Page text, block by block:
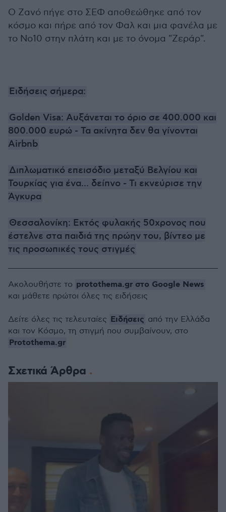
Ο Ζανό πήγε στο ΣΕΦ αποθεώθηκε από τον
κόσμο και πήρε από τον Φαλ και μια φανέλα με
το Νο10 στην πλάτη και με το όνομα "Ζεράρ".
Ειδήσεις σήμερα:
Golden Visa: Αυξάνεται το όριο σε 400.000 και
800.000 ευρώ - Τα ακίνητα δεν θα γίνονται
Airbnb
Διπλωματικό επεισόδιο μεταξύ Βελγίου και
Τουρκίας για ένα... δείπνο - Τι εκνεύρισε την
Άγκυρα
Θεσσαλονίκη: Εκτός φυλακής 50χρονος που
έστελνε στα παιδιά της πρώην του, βίντεο με
τις προσωπικές τους στιγμές
Σχετικά Άρθρα
Ακολουθήστε το protothema.gr στο Google News
και μάθετε πρώτοι όλες τις ειδήσεις
Δείτε όλες τις τελευταίες Ειδήσεις από την Ελλάδα
και τον Κόσμο, τη στιγμή που συμβαίνουν, στο
Protothema.gr